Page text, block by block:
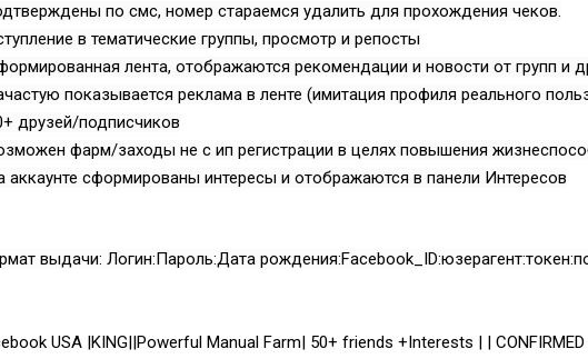
по смс, номер стараемся удалить для прохождения чеков.
в тематические группы, просмотр и репосты
лента, отображаются рекомендации и новости от групп и
показывается реклама в ленте (имитация профиля реального
друзей/подписчиков
фарм/заходы не с ип регистрации в целях повышения
аккаунте сформированы интересы и отображаются в панели Интересов
выдачи: Логин:Пароль:Дата
USA |KING||Powerful Manual Farm| 50+ friends +Interests | |
Всего позиций в корзине
Всего товара в корзине
(шт)